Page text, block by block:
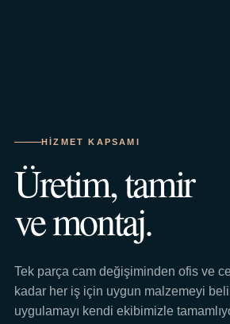
HIZMET KAPSAMI
Üretim, tamir
ve montaj.
Tek parça cam değişiminden ofis ve
kadar her iş için uygun malzemeyi
uygulamayı kendi ekibimizle